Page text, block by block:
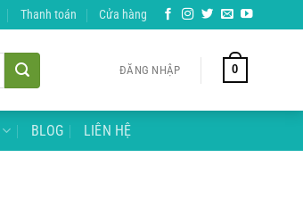
Thanh toán Cửa hàng
ĐĂNG NHẬP 0
BLOG LIÊN HỆ